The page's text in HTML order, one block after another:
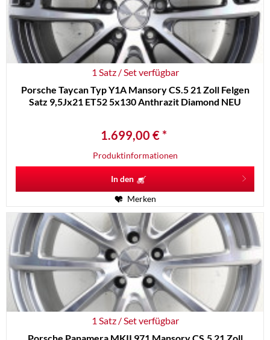
1 Satz / Set verfügbar
Porsche Taycan Typ Y1A Mansory CS.5 21 Zoll Felgen
Satz 9,5Jx21 ET52 5x130 Anthrazit Diamond NEU
1.699,00 € *
Produktinformationen
In den
Merken
1 Satz / Set verfügbar
Porsche Panamera MKII 971 Mansory CS.5 21 Zoll